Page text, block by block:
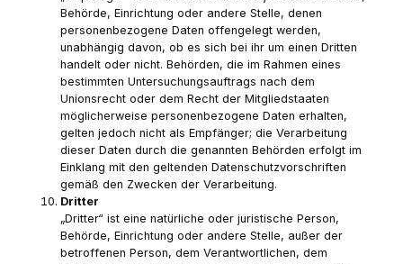
Behörde, Einrichtung oder andere Stelle, denen
personenbezogene Daten offengelegt werden,
unabhängig davon, ob es sich bei ihr um einen Dritten
handelt oder nicht. Behörden, die im Rahmen eines
bestimmten Untersuchungsauftrags nach dem
Unionsrecht oder dem Recht der Mitgliedstaaten
möglicherweise personenbezogene Daten erhalten,
gelten jedoch nicht als Empfänger; die Verarbeitung
dieser Daten durch die genannten Behörden erfolgt im
Einklang mit den geltenden Datenschutzvorschriften
gemäß den Zwecken der Verarbeitung.
Dritter
„Dritter“ ist eine natürliche oder juristische Person,
Behörde, Einrichtung oder andere Stelle, außer der
betroffenen Person, dem Verantwortlichen, dem